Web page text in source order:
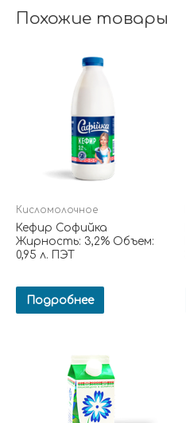
Похожие товары
Кисломолочное
Кефир Софийка
Жирность: 3,2% Объем:
0,95 л. ПЭТ
Подробнее